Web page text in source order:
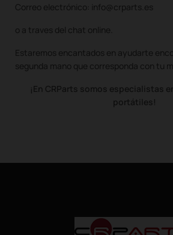
Correo electrónico: info@crparts.es
o a traves del chat online.
Estaremos encantados en ayudarte
segunda mano que corresponda con tu
¡En CRParts somos especialistas
portátiles!